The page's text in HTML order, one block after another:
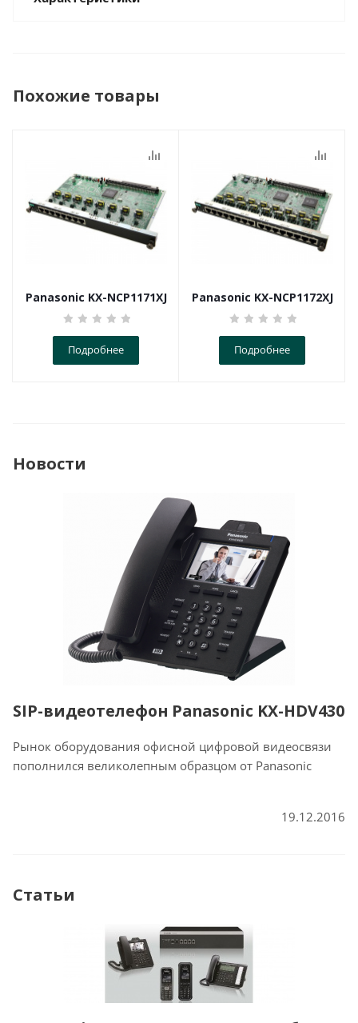
Похожие товары
Panasonic KX-NCP1171XJ
Подробнее
Panasonic KX-NCP1172XJ
Подробнее
Новости
SIP-видеотелефон Panasonic KX-HDV430
Рынок оборудования офисной цифровой видеосвязи
пополнился великолепным образцом от Panasonic
19.12.2016
Статьи